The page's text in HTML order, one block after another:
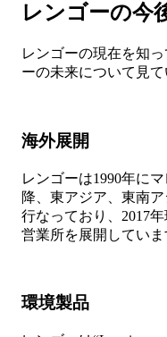
レンゴーの今
レンゴーの現在を知
ーの未来について見て
海外展開
レンゴーは1990年に
降、東アジア、東南
行なっており、2017
営業所を展開していま
環境製品